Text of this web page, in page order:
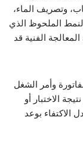
وتصريف الماء،
الملحوظ الذي
الفنية قد
وأمر الشغل
الاختبار أو
الاكتفاء بوعد